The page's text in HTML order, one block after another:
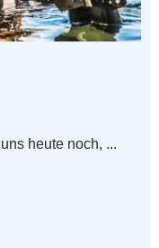
heute noch, ...